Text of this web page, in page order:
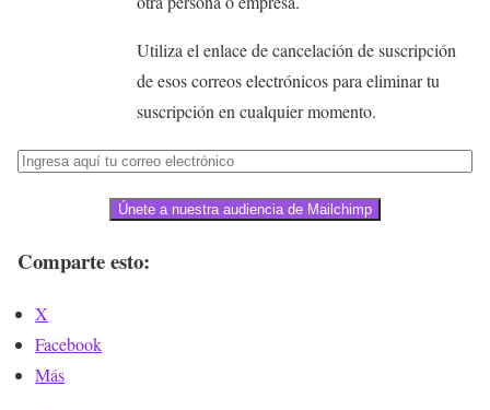
Utiliza el enlace de cancelación de suscripción
de esos correos electrónicos para eliminar tu
suscripción en cualquier momento.
Únete a nuestra audiencia de Mailchimp
Comparte esto:
X
Facebook
Más